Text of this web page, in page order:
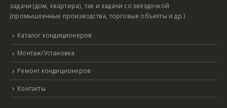
задачи (дом, квартира), так и задачи со звёздочкой
(промышленные производства, торговые объекты и др.)
Каталог кондиционеров
Монтаж/Установка
Ремонт кондиционеров
Контакты